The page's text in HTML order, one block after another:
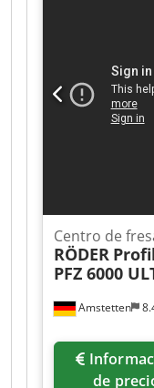
B y A, potencia
bloqueo
trabajo: 10000
mm/min, con
Amstetten
Centro de
RÖDER
PFZ 6000
de